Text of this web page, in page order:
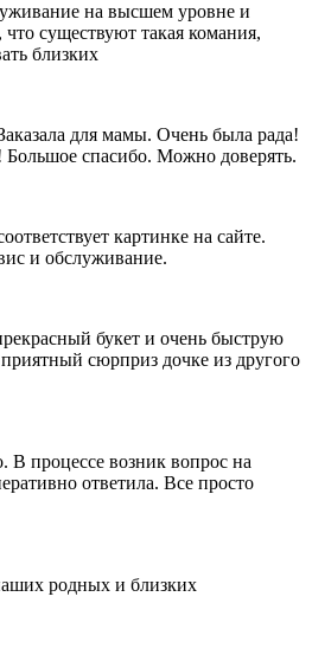
на высшем уровне и
существуют такая комания,
близких
для мамы. Очень была рада!
спасибо. Можно доверять.
картинке на сайте.
и обслуживание.
букет и очень быструю
приятный сюрприз дочке из другого
В процессе возник вопрос на
ответила. Все просто
родных и близких